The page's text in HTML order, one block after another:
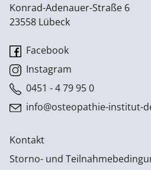
Konrad-Adenauer-Straße 6
23558 Lübeck
Facebook
Instagram
0451 - 4 79 95 0
info@osteopathie-institut-
Kontakt
Storno- und